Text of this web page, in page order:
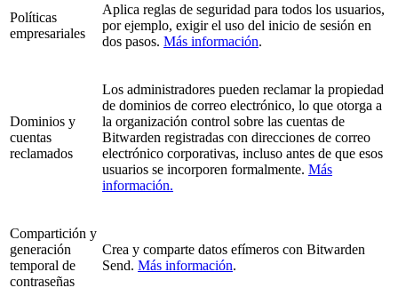
Políticas
empresariales
Aplica reglas de seguridad para todos los usuarios,
por ejemplo, exigir el uso del inicio de sesión en
dos pasos. Más información.
Dominios y
cuentas
reclamados
Los administradores pueden reclamar la propiedad
de dominios de correo electrónico, lo que otorga a
la organización control sobre las cuentas de
Bitwarden registradas con direcciones de correo
electrónico corporativas, incluso antes de que esos
usuarios se incorporen formalmente. Más
información.
Compartición y
generación
temporal de
contraseñas
Crea y comparte datos efímeros con Bitwarden
Send. Más información.